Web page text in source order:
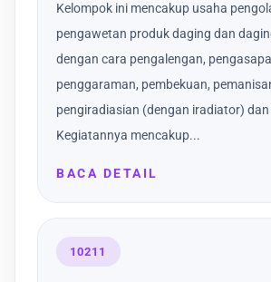
Kelompok ini mencakup usaha
pengawetan produk daging dan
dengan cara pengalengan,
penggaraman, pembekuan,
pengiradiasian (dengan iradiator)
Kegiatannya mencakup...
BACA DETAIL
10211